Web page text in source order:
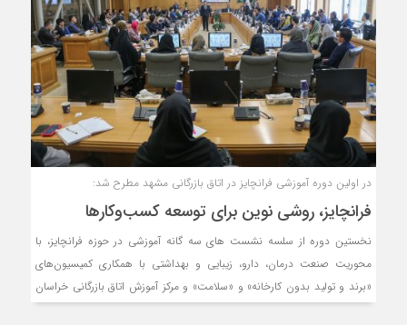
در اولین دوره آموزشی فرانچایز در اتاق بازرگانی مشهد مطرح شد:
فرانچایز، روشی نوین برای توسعه کسب‌وکارها
نخستین دوره از سلسه نشست های سه گانه آموزشی در حوزه فرانچایز، با
محوریت صنعت درمان، دارو، زیبایی و بهداشتی با همکاری کمیسیون‌های
«برند و تولید بدون کارخانه» و «سلامت» و مرکز آموزش اتاق بازرگانی خراسان